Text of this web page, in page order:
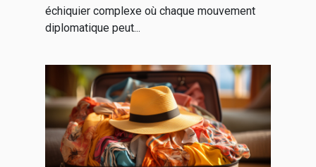
échiquier complexe où chaque mouvement
diplomatique peut...